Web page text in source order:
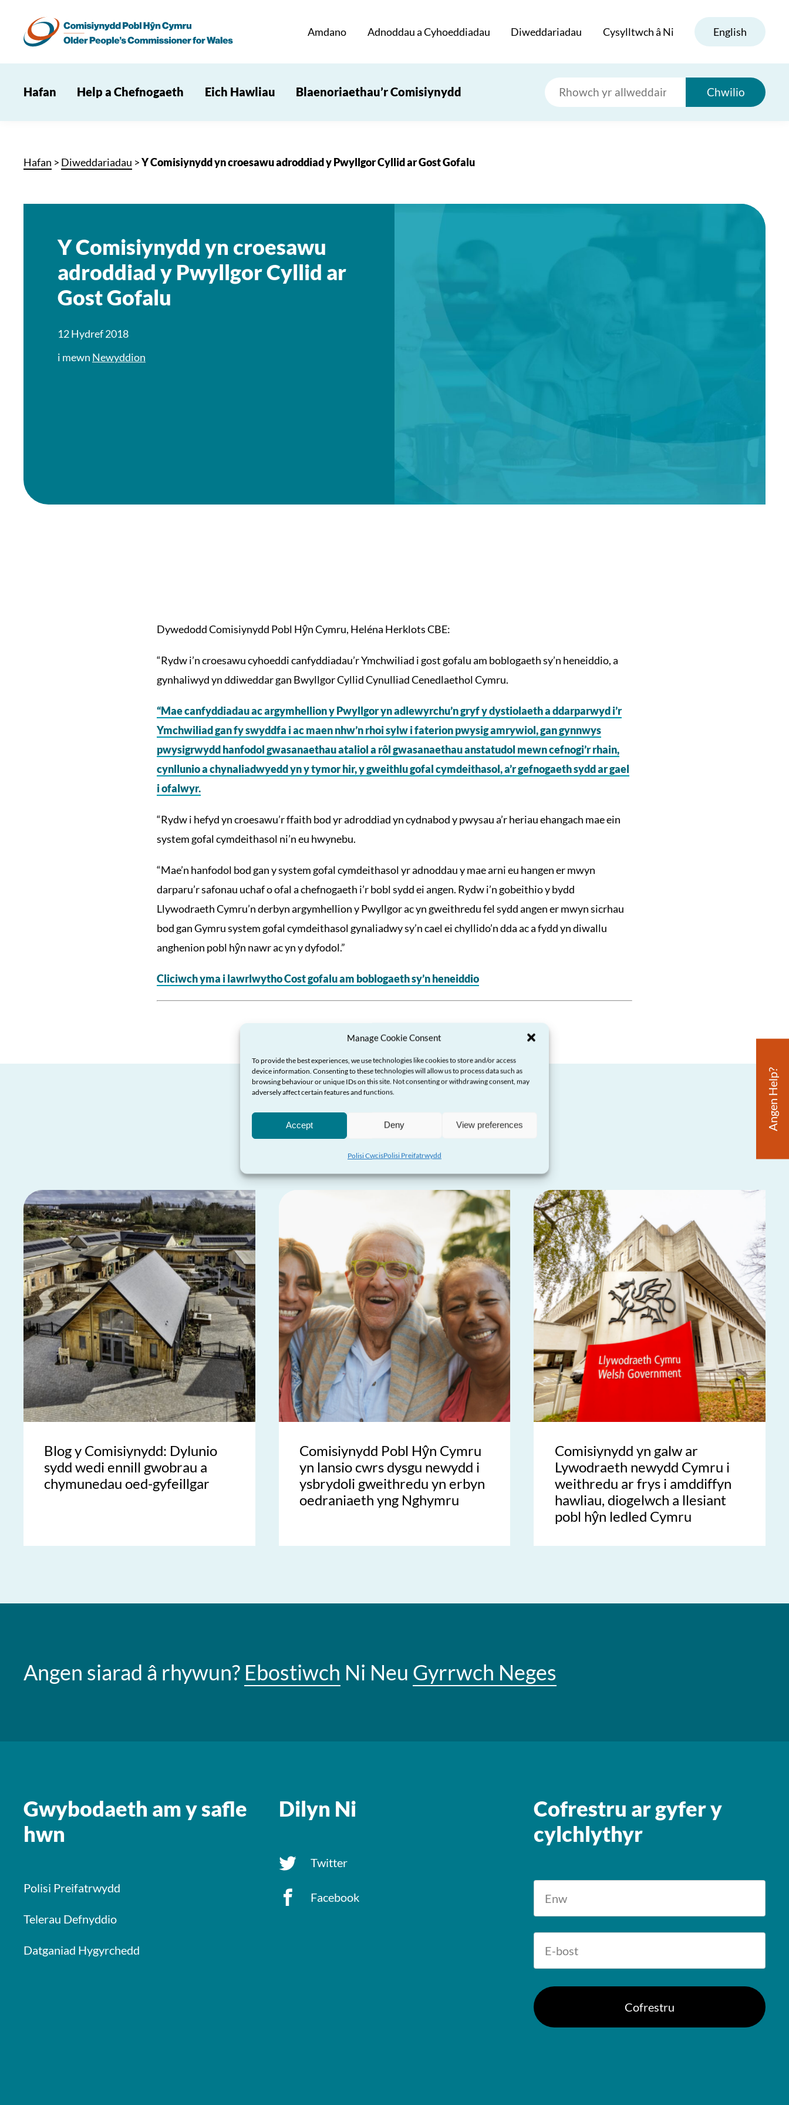
Manage Cookie Consent
To provide the best experiences, we use technologies like cookies to store and/or access
device information. Consenting to these technologies will allow us to process data such as
browsing behaviour or unique IDs on this site. Not consenting or withdrawing consent, may
adversely affect certain features and functions.
Accept Deny View preferences
Polisi CwcisPolisi Preifatrwydd
Amdano Adnoddau a Cyhoeddiadau Diweddariadau Cysylltwch â Ni English
Hafan Help a Chefnogaeth Eich Hawliau Blaenoriaethau’r Comisiynydd Chwilio
Angen Help?
Hafan > Diweddariadau >Y Comisiynydd yn croesawu adroddiad y Pwyllgor Cyllid ar Gost Gofalu
Y Comisiynydd yn croesawu
adroddiad y Pwyllgor Cyllid ar
Gost Gofalu
12 Hydref 2018
i mewn Newyddion
Dywedodd Comisiynydd Pobl Hŷn Cymru, Heléna Herklots CBE:
“Rydw i’n croesawu cyhoeddi canfyddiadau’r Ymchwiliad i gost gofalu am boblogaeth sy’n heneiddio, a
gynhaliwyd yn ddiweddar gan Bwyllgor Cyllid Cynulliad Cenedlaethol Cymru.
“Mae canfyddiadau ac argymhellion y Pwyllgor yn adlewyrchu’n gryf y dystiolaeth a ddarparwyd i’r
Ymchwiliad gan fy swyddfa i ac maen nhw’n rhoi sylw i faterion pwysig amrywiol, gan gynnwys
pwysigrwydd hanfodol gwasanaethau ataliol a rôl gwasanaethau anstatudol mewn cefnogi’r rhain,
cynllunio a chynaliadwyedd yn y tymor hir, y gweithlu gofal cymdeithasol, a’r gefnogaeth sydd ar gael
i ofalwyr.
“Rydw i hefyd yn croesawu’r ffaith bod yr adroddiad yn cydnabod y pwysau a’r heriau ehangach mae ein
system gofal cymdeithasol ni’n eu hwynebu.
“Mae’n hanfodol bod gan y system gofal cymdeithasol yr adnoddau y mae arni eu hangen er mwyn
darparu’r safonau uchaf o ofal a chefnogaeth i’r bobl sydd ei angen. Rydw i’n gobeithio y bydd
Llywodraeth Cymru’n derbyn argymhellion y Pwyllgor ac yn gweithredu fel sydd angen er mwyn sicrhau
bod gan Gymru system gofal cymdeithasol gynaliadwy sy’n cael ei chyllido’n dda ac a fydd yn diwallu
anghenion pobl hŷn nawr ac yn y dyfodol.”
Cliciwch yma i lawrlwytho Cost gofalu am boblogaeth sy’n heneiddio
Rhagor o ddiweddariadau
Blog y Comisiynydd: Dylunio
sydd wedi ennill gwobrau a
chymunedau oed-gyfeillgar
Comisiynydd Pobl Hŷn Cymru
yn lansio cwrs dysgu newydd i
ysbrydoli gweithredu yn erbyn
oedraniaeth yng Nghymru
Comisiynydd yn galw ar
Lywodraeth newydd Cymru i
weithredu ar frys i amddiffyn
hawliau, diogelwch a llesiant
pobl hŷn ledled Cymru
Angen siarad â rhywun? Ebostiwch Ni Neu Gyrrwch Neges
Gwybodaeth am y safle
hwn
Polisi Preifatrwydd
Telerau Defnyddio
Datganiad Hygyrchedd
Dilyn Ni
Twitter
Facebook
Cofrestru ar gyfer y
cylchlythyr